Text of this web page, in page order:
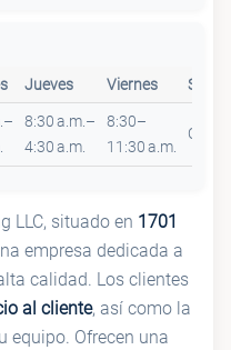
Jueves Viernes
8:30 a.m.–
4:30 a.m.
8:30–
11:30 a.m.
LLC, situado en 1701
empresa dedicada a
calidad. Los clientes
al cliente, así como la
equipo. Ofrecen una